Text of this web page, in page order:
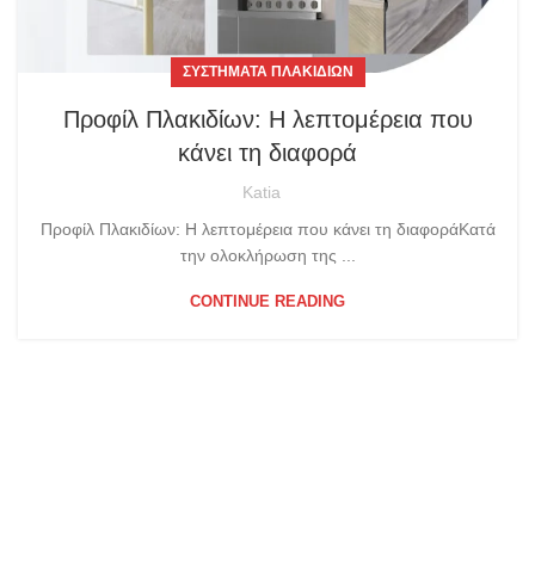
ΣΥΣΤΉΜΑΤΑ ΠΛΑΚΙΔΊΩΝ
Προφίλ Πλακιδίων: Η λεπτομέρεια που
κάνει τη διαφορά
Katia
Προφίλ Πλακιδίων: Η λεπτομέρεια που κάνει τη διαφοράΚατά
την ολοκλήρωση της ...
CONTINUE READING